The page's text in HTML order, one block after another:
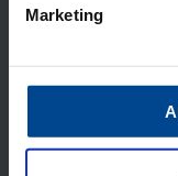
Marketing
brand.
Het succes van